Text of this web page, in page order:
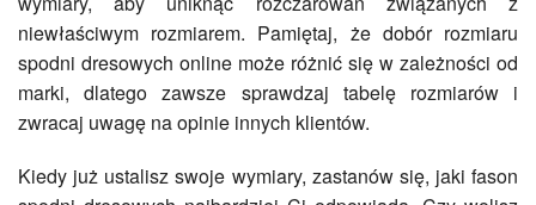
niewłaściwym rozmiarem. Pamiętaj, że dobór rozmiaru
spodni dresowych online może różnić się w zależności od
marki, dlatego zawsze sprawdzaj tabelę rozmiarów i
zwracaj uwagę na opinie innych klientów.
Kiedy już ustalisz swoje wymiary, zastanów się, jaki fason